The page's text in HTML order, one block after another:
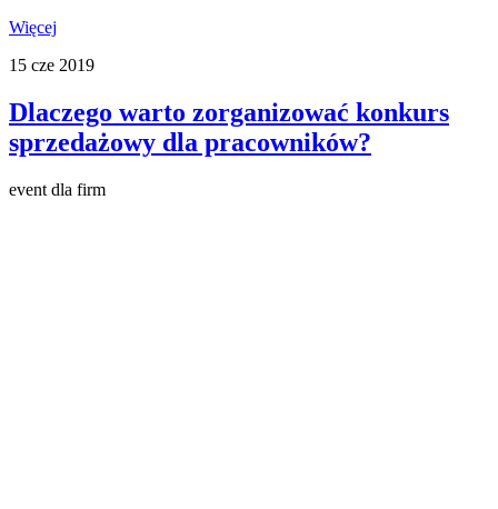
Więcej
15 cze 2019
Dlaczego warto zorganizować konkurs
sprzedażowy dla pracowników?
event dla firm